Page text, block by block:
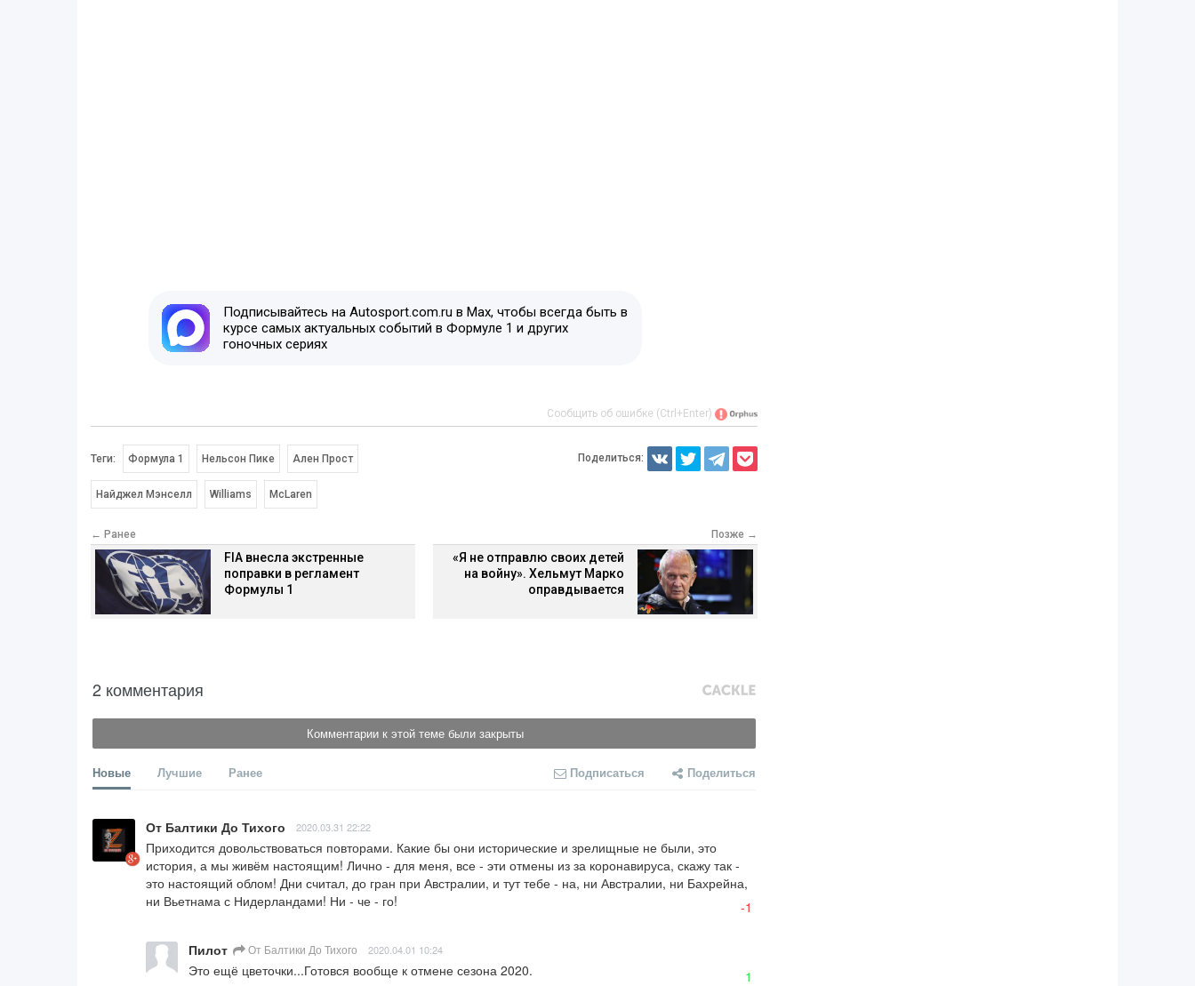
Подписывайтесь на Autosport.com.ru в Max, чтобы всегда быть в
курсе самых актуальных событий в Формуле 1 и других
гоночных сериях
Сообщить об ошибке (Ctrl+Enter)
Теги: Формула 1 Нельсон Пике Ален Прост
Найджел Мэнселл Williams McLaren
Поделиться:
← Ранее
FIA внесла экстренные
поправки в регламент
Формулы 1
Позже →
«Я не отправлю своих детей
на войну». Хельмут Марко
оправдывается
2 комментария
Комментарии к этой теме были закрыты
Новые Лучшие Ранее Подписаться Поделиться
От Балтики До Тихого 2020.03.31 22:22
Приходится довольствоваться повторами. Какие бы они исторические и зрелищные не были, это
история, а мы живём настоящим! Лично - для меня, все - эти отмены из за коронавируса, скажу так -
это настоящий облом! Дни считал, до гран при Австралии, и тут тебе - на, ни Австралии, ни Бахрейна,
ни Вьетнама с Нидерландами! Ни - че - го!
-1
Пилот От Балтики До Тихого 2020.04.01 10:24
Это ещё цветочки...Готовся вообще к отмене сезона 2020. 1